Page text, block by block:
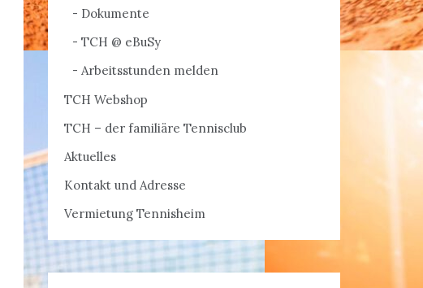
Dokumente
TCH @ eBuSy
Arbeitsstunden melden
TCH Webshop
TCH – der familiäre Tennisclub
Aktuelles
Kontakt und Adresse
Vermietung Tennisheim